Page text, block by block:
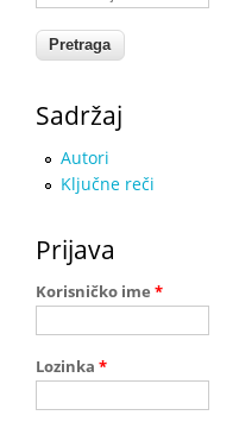
Sadržaj
Autori
Ključne reči
Prijava
Korisničko ime *
Lozinka *